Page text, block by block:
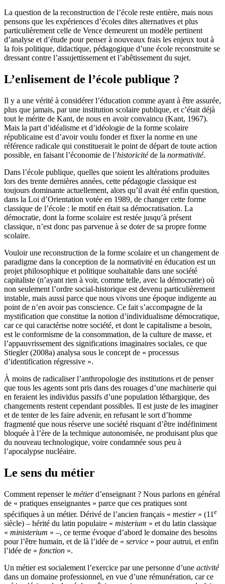
La question de la reconstruction de l’école reste entière, mais nous
pensons que les expériences d’écoles dites alternatives et plus
particulièrement celle de Vence demeurent un modèle pertinent
d’analyse et d’étude pour penser à nouveaux frais les enjeux tout à
la fois politique, didactique, pédagogique d’une école reconstruite se
dressant contre l’assujettissement et l’abêtissement du sujet.
L’enlisement de l’école publique ?
Il y a une vérité à considérer l’éducation comme ayant à être assurée,
plus que jamais, par une institution scolaire publique, et c’était déjà
tout le mérite de Kant, de nous en avoir convaincu (Kant, 1967).
Mais la part d’idéalisme et d’idéologie de la forme scolaire
républicaine est d’avoir voulu fonder et fixer la norme en une
référence radicale qui constituerait le point de départ de toute action
possible, en faisant l’économie de l’historicitéde la normativité.
Dans l’école publique, quelles que soient les altérations produites
lors des trente dernières années, cette pédagogie classique est
toujours dominante actuellement, alors qu’il avait été enfin question,
dans la Loi d’Orientation votée en 1989, de changer cette forme
classique de l’école : le motif en était sa démocratisation. La
démocratie, dont la forme scolaire est restée jusqu’à présent
classique, n’est donc pas parvenue à se doter de sa propre forme
scolaire.
Vouloir une reconstruction de la forme scolaire et un changement de
paradigme dans la conception de la normativité en éducation est un
projet philosophique et politique souhaitable dans une société
capitaliste (n’ayant rien à voir, comme telle, avec la démocratie) où
non seulement l’ordre social-historique est devenu particulièrement
instable, mais aussi parce que nous vivons une époque indigente au
point de n’en avoir pas conscience. Ce fait s’accompagne de la
mystification que constitue la notion d’individualisme démocratique,
car ce qui caractérise notre société, et dont le capitalisme a besoin,
est le conformisme de la consommation, de la culture de masse, et
l’appauvrissement des significations imaginaires sociales, ce que
Stiegler (2008a) analysa sous le concept de « processus
d’identification régressive ».
À moins de radicaliser l’anthropologie des institutions et de penser
que tous les agents sont pris dans des rouages d’une machinerie qui
en feraient les individus passifs d’une population léthargique, des
changements restent cependant possibles. Il est juste de les imaginer
et de tenter de les faire advenir, en refusant le sort d’homme
fragmenté que nous réserve une société risquant d’être indéfiniment
bloquée à l’ère de la technique autonomisée, ne produisant plus que
du nouveau technologique, voire condamnée sous peu à
l’apocalypse nucléaire.
Le sens du métier
Comment repenser le métierd’enseignant ? Nous parlons en général
de « pratiques enseignantes » parce que ces pratiques sont
spécifiques à un métier. Dérivé de l’ancien français « mestier» (11 e
siècle) – hérité du latin populaire « misterium » et du latin classique
« ministerium » –, ce terme évoque d’abord le domaine des besoins
pour l’être humain, et de là l’idée de « service » pour autrui, et enfin
l’idée de « fonction ».
Un métier est socialement l’exercice par une personne d’une activité
dans un domaine professionnel, en vue d’une rémunération, car ce